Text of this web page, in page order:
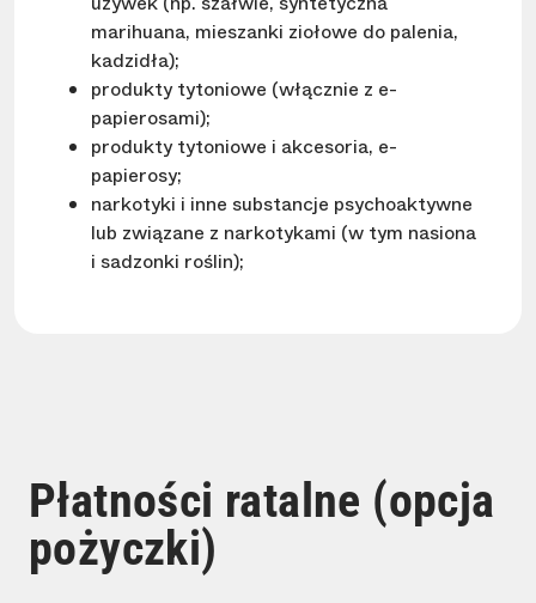
marihuana, mieszanki ziołowe do palenia,
kadzidła);
produkty tytoniowe (włącznie z e-
papierosami);
produkty tytoniowe i akcesoria, e-
papierosy;
narkotyki i inne substancje psychoaktywne
lub związane z narkotykami (w tym nasiona
i sadzonki roślin);
Płatności ratalne (opcja
pożyczki)